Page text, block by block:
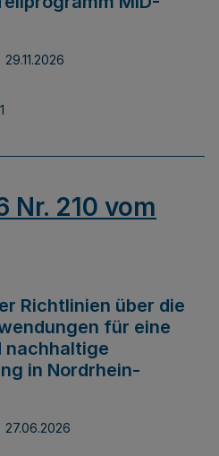
29.11.2026
Nr. 210 vom
Richtlinien über die
für eine
nachhaltige
in Nordrhein-
27.06.2026